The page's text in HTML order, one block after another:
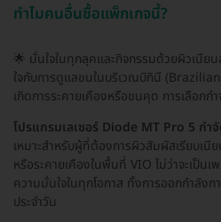
ทำไมคนอื่นซื้อแพ็กเกจนี้?
🌟 มั่นใจในทุกลุคและกิจกรรมด้วยผิวเนีย
ใจกับการดูแลขนในบริเวณบิกินี
เกิดการระคายเคืองหรือขนคุด การเลือก
โปรแกรมเลเซอร์ Diode MT Pro 5 ก
เหมาะสำหรับผู้ที่ต้องการผิวสัมผัสเรียบเ
หรือระคายเคืองในพื้นที่ VIO ไม่ว่าจะเป็น
ความมั่นใจในทุกโอกาส ทั้งการออกกำลัง
ประจำวัน